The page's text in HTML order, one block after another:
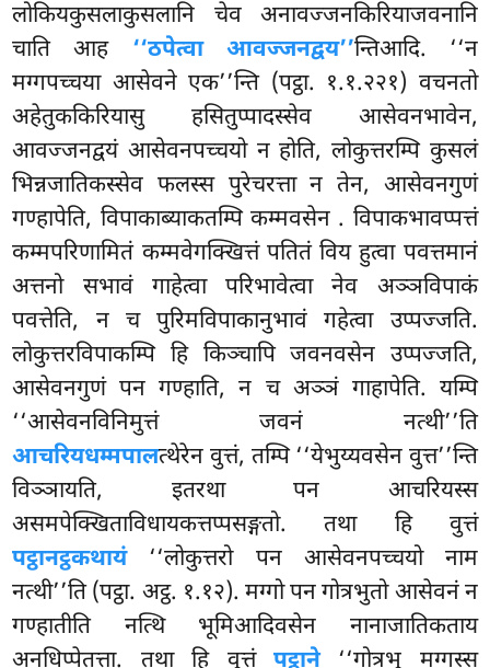
लोकियकुसलाकुसलानि चेव अनावज्जनकिरियाजवनानि
चाति आह ‘‘ठपेत्वा आवज्जनद्वय’’न्तिआदि. ‘‘न
मग्गपच्चया आसेवने एक’’न्ति (पट्ठा. १.१.२२१) वचनतो
अहेतुककिरियासु हसितुप्पादस्सेव आसेवनभावेन,
आवज्जनद्वयं आसेवनपच्चयो न होति, लोकुत्तरम्पि कुसलं
भिन्नजातिकस्सेव फलस्स पुरेचरत्ता न तेन, आसेवनगुणं
गण्हापेति, विपाकाब्याकतम्पि कम्मवसेन . विपाकभावप्पत्तं
कम्मपरिणामितं कम्मवेगक्खित्तं पतितं विय हुत्वा पवत्तमानं
अत्तनो सभावं गाहेत्वा परिभावेत्वा नेव अञ्ञविपाकं
पवत्तेति, न च पुरिमविपाकानुभावं गहेत्वा उप्पज्जति.
लोकुत्तरविपाकम्पि हि किञ्चापि जवनवसेन उप्पज्जति,
आसेवनगुणं पन गण्हाति, न च अञ्ञं गाहापेति. यम्पि
‘‘आसेवनविनिमुत्तं जवनं नत्थी’’ति
आचरियधम्मपालत्थेरेन वुत्तं, तम्पि ‘‘येभुय्यवसेन वुत्त’’न्ति
विञ्ञायति, इतरथा पन आचरियस्स
असमपेक्खिताविधायकत्तप्पसङ्गतो. तथा हि वुत्तं
पट्ठानट्ठकथायं‘‘लोकुत्तरो पन आसेवनपच्चयो नाम
नत्थी’’ति (पट्ठा. अट्ठ. १.१२). मग्गो पन गोत्रभुतो आसेवनं न
गण्हातीति नत्थि भूमिआदिवसेन नानाजातिकताय
अनधिप्पेतत्ता. तथा हि वुत्तं पट्ठाने‘‘गोत्रभु मग्गस्स